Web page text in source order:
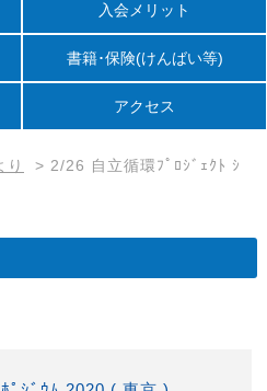
入会メリット
書籍･保険(けんばい等)
アクセス
り > 2/26 ⾃⽴循環ﾌﾟﾛｼﾞｪｸﾄ ｼ